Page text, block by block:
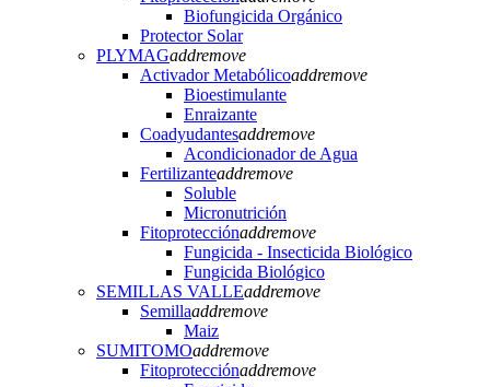
Biofungicida Orgánico
Protector Solar
PLYMAGaddremove
Activador Metabólicoaddremove
Bioestimulante
Enraizante
Coadyudantesaddremove
Acondicionador de Agua
Fertilizanteaddremove
Soluble
Micronutrición
Fitoprotecciónaddremove
Fungicida - Insecticida Biológico
Fungicida Biológico
SEMILLAS VALLEaddremove
Semillaaddremove
Maiz
SUMITOMOaddremove
Fitoprotecciónaddremove